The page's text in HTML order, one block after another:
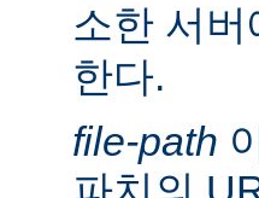
소한 서버
한다.
file-path